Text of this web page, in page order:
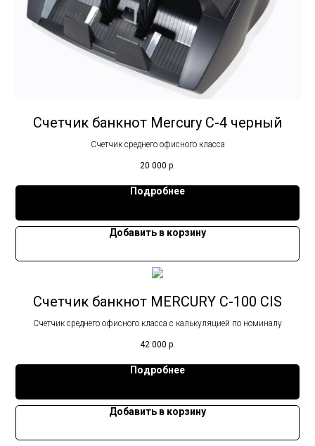
Счетчик банкнот Mercury C-4 черный
Счетчик среднего офисного класса
20 000 р.
Подробнее
Добавить в корзину
Счетчик банкнот MERCURY C-100 CIS
Счетчик среднего офисного класса с калькуляцией по номиналу
42 000 р.
Подробнее
Добавить в корзину